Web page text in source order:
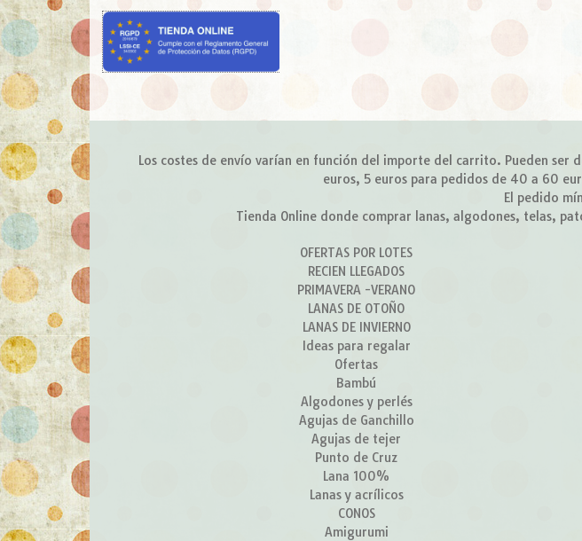
Los costes de envío varían en función del importe del carrito. Pueden
euros, 5 euros para pedidos de 40 a 60
El pedido
Tienda Online donde comprar lanas, algodones, telas,
OFERTAS POR LOTES
RECIEN LLEGADOS
PRIMAVERA -VERANO
LANAS DE OTOÑO
LANAS DE INVIERNO
Ideas para regalar
Ofertas
Bambú
Algodones y perlés
Agujas de Ganchillo
Agujas de tejer
Punto de Cruz
Lana 100%
Lanas y acrílicos
CONOS
Amigurumi